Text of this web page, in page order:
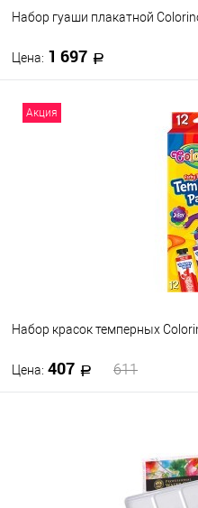
Набор гуаши плакатной
Цена: 1 697
В
Акция
Набор красок темперных
Цена: 407 611